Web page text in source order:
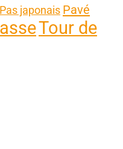
Pas japonais Pavé
Tour de